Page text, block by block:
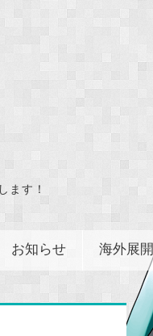
ます！
お知らせ 海外展開